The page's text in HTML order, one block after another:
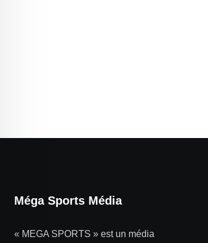
Méga Sports Média
« MEGA SPORTS » est un média